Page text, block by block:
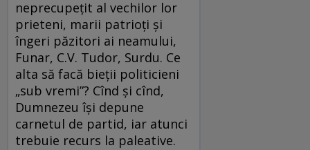
neprecupețit al vechilor lor
prieteni, marii patrioți și
îngeri păzitori ai neamului,
Funar, C.V. Tudor, Surdu. Ce
alta să facă bieții politicieni
„sub vremi”? Cînd și cînd,
Dumnezeu își depune
carnetul de partid, iar atunci
trebuie recurs la paleative.